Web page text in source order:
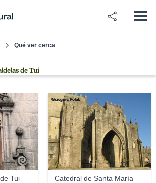
Qué ver cerca
de Tui
Tui Catedral de Santa María
Grzegorz Polak